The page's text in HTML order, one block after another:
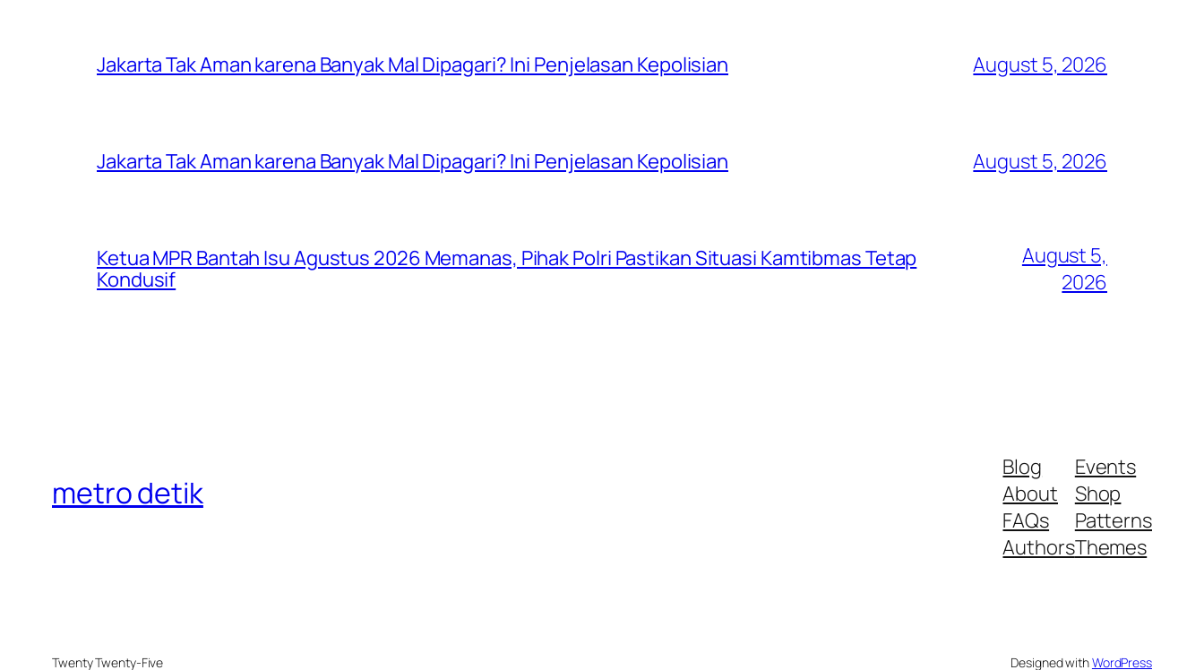
Jakarta Tak Aman karena Banyak Mal Dipagari? Ini Penjelasan Kepolisian August 5, 2026
Jakarta Tak Aman karena Banyak Mal Dipagari? Ini Penjelasan Kepolisian August 5, 2026
Ketua MPR Bantah Isu Agustus 2026 Memanas, Pihak Polri Pastikan Situasi Kamtibmas Tetap
Kondusif
August 5,
2026
metro detik
Blog
About
FAQs
Authors
Events
Shop
Patterns
Themes
Twenty Twenty-Five Designed withWordPress